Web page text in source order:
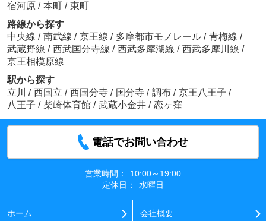
宿河原 / 本町 / 東町
路線から探す
中央線 / 南武線 / 京王線 / 多摩都市モノレール / 青梅線 /
武蔵野線 / 西武国分寺線 / 西武多摩湖線 / 西武多摩川線 /
京王相模原線
駅から探す
立川
/ 西国立 / 西国分寺 / 国分寺 / 調布 / 京王八王子 /
八王子 / 柴崎体育館 / 武蔵小金井 / 恋ヶ窪
電話でお問い合わせ
営業時間：
10:00～19:00
定休日：
水曜日
ホーム 会社概要